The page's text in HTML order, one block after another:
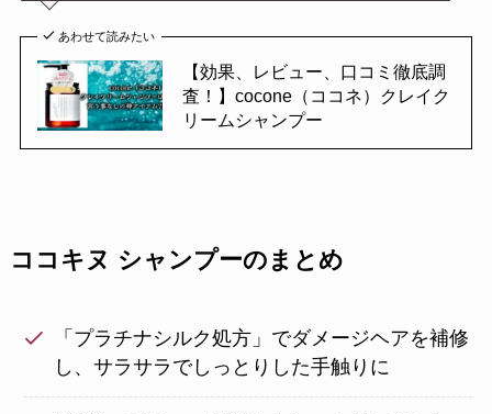
あわせて読みたい
【効果、レビュー、口コミ徹底調
査！】cocone（ココネ）クレイク
リームシャンプー
ココキヌ シャンプーのまとめ
「プラチナシルク処方」でダメージヘアを補修
し、サラサラでしっとりした手触りに